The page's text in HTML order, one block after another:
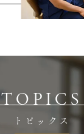
TOPICS
トピックス